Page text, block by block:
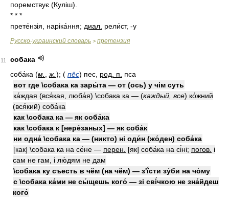
поремствує (Куліш).
* * *
прете́нзія, наріка́ння; диал. рели́ст, -у
Русско-украинский словарь > претензия
11
собака
соба́ка (м. ж. ); ( пёс) пес, род. п.
пса
вот где \собака ка зары́та — от (ось) у чім суть
ка́ждая (вся́кая, люба́я) \собака ка — (каждый, все) ко́жний
(вся́кий) соба́ка
как \собака ка — як соба́ка
как \собака к [нере́заных] — як соба́к
ни одна́ \собака ка — (никто) ні оди́н (жо́ден) соба́ка
[как] \собака ка на се́не — перен. [як] соба́ка на сі́ні; погов. і
сам не гам, і лю́дям не дам
\собака ку съесть в чём (на чём) — з'ї́сти зу́би на чо́му
с \собака ка́ми не сы́щешь кого́ — зі сві́чкою не зна́йдеш
кого́